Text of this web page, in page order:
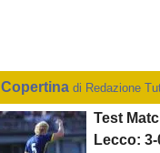
Copertina di Redazione
Test
Lecco: